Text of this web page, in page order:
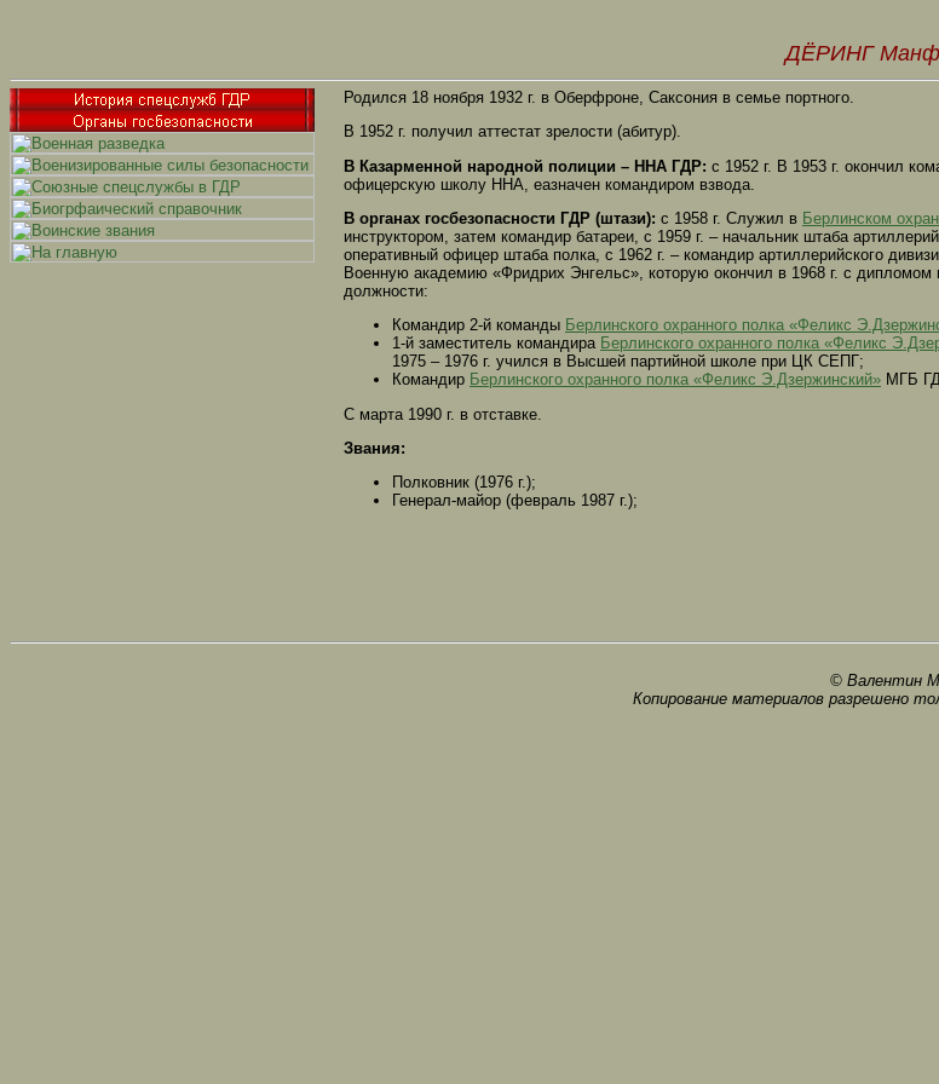
ДЁРИНГ
Родился 18 ноября 1932 г. в Оберфроне, Саксония в семье портного.
В 1952 г. получил аттестат зрелости (абитур).
В Казарменной народной полиции – ННА ГДР: с 1952 г. В 1953 г. окончил
офицерскую школу ННА, еазначен командиром взвода.
В органах госбезопасности ГДР (штази): с 1958 г. Служил в Берлинском
инструктором, затем командир батареи, с 1959 г. – начальник штаба
оперативный офицер штаба полка, с 1962 г. – командир артиллерийского
Военную академию «Фридрих Энгельс», которую окончил в 1968 г. с дипломом
должности:
Командир 2-й команды Берлинского охранного полка «Феликс
1-й заместитель командира Берлинского охранного полка «Феликс
1975 – 1976 г. учился в Высшей партийной школе при ЦК СЕПГ;
Командир Берлинского охранного полка «Феликс Э.Дзержинский» МГБ
С марта 1990 г. в отставке.
Звания:
Полковник (1976 г.);
Генерал-майор (февраль 1987 г.);
© Валентин
Копирование материалов разрешено